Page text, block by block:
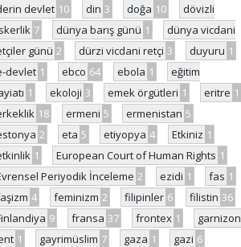
devlet 10 din 3 doğa 10
dövizli
7 dünya barış günü 1
dünya vicdani
günü 2 dürzi vicdani retçi 3 duyuru 1
devlet 1 ebco 64 ebola 1
eğitim
1 ekoloji 3 emek örgütleri 1 eritre 1
18 ermeni 5 ermenistan 5
2 eta 5 etiyopya 4 Etkiniz 1
1 European Court of Human Rights 1
Periyodik İnceleme 2 ezidi 1 fas 1
4 feminizm 2 filipinler 6 filistin 36
9 fransa 37 frontex 1
garnizon
1 gayrimüslim 7 gaza 1 gazi 6